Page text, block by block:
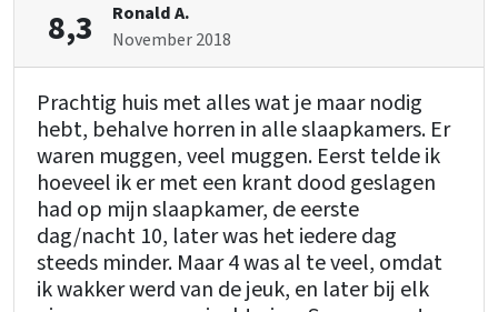
8,3
Ronald A.
November 2018
Prachtig huis met alles wat je maar nodig
hebt, behalve horren in alle slaapkamers. Er
waren muggen, veel muggen. Eerst telde ik
hoeveel ik er met een krant dood geslagen
had op mijn slaapkamer, de eerste
dag/nacht 10, later was het iedere dag
steeds minder. Maar 4 was al te veel, omdat
ik wakker werd van de jeuk, en later bij elk